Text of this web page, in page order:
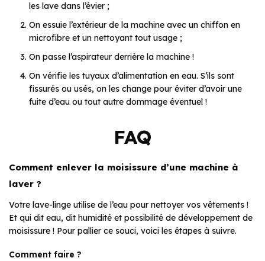
les lave dans l’évier ;
On essuie l’extérieur de la machine avec un chiffon en
microfibre et un nettoyant tout usage ;
On passe l’aspirateur derrière la machine !
On vérifie les tuyaux d’alimentation en eau. S’ils sont
fissurés ou usés, on les change pour éviter d’avoir une
fuite d’eau ou tout autre dommage éventuel !
FAQ
Comment enlever la moisissure d’une machine à
laver ?
Votre lave-linge utilise de l’eau pour nettoyer vos vêtements !
Et qui dit eau, dit humidité et possibilité de développement de
moisissure ! Pour pallier ce souci, voici les étapes à suivre.
Comment faire ?